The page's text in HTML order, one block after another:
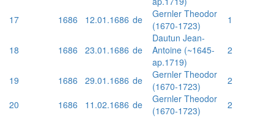
17 1686 12.01.1686 de
Gernler Theodor
(1670-1723)
1
18 1686 23.01.1686 de
Dautun Jean-
Antoine (~1645-
ap.1719)
2
19 1686 29.01.1686 de
Gernler Theodor
(1670-1723)
2
20
1686 11.02.1686 de
Gernler Theodor
(1670-1723)
2